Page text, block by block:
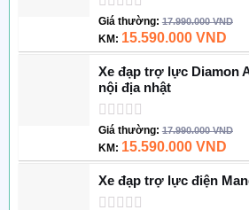
Được
xếp
hạng
0
5
sao
Giá thường:17.990.000VND
KM: 15.590.000 VND
Xe đạp trợ lực Diamon
nội địa nhật
Được
xếp
hạng
0
5
sao
Giá thường:17.990.000VND
KM: 15.590.000 VND
Xe đạp trợ lực điện